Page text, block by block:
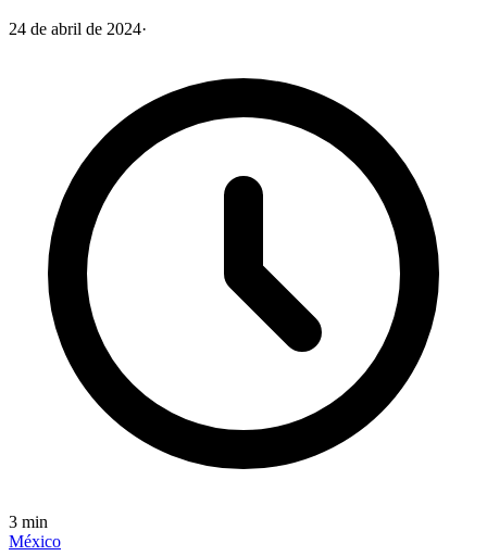
24 de abril de 2024·
3 min
México